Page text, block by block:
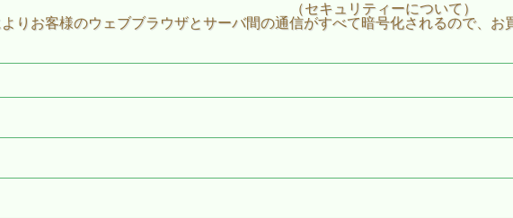
（セキュリティーについて）
りお客様のウェブブラウザとサーバ間の通信がすべて暗号化されるので、お